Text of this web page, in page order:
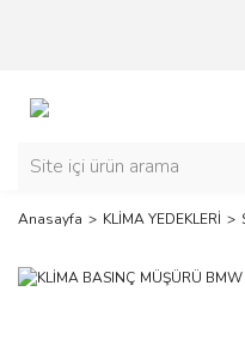
Anasayfa KLİMA YEDEKLERİ